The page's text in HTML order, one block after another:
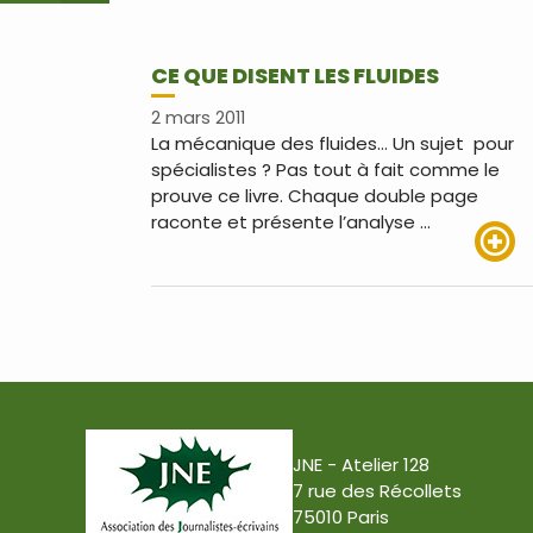
CE QUE DISENT LES FLUIDES
2 mars 2011
La mécanique des fluides… Un sujet pour
spécialistes ? Pas tout à fait comme le
prouve ce livre. Chaque double page
raconte et présente l’analyse …
JNE - Atelier 128
7 rue des Récollets
75010 Paris